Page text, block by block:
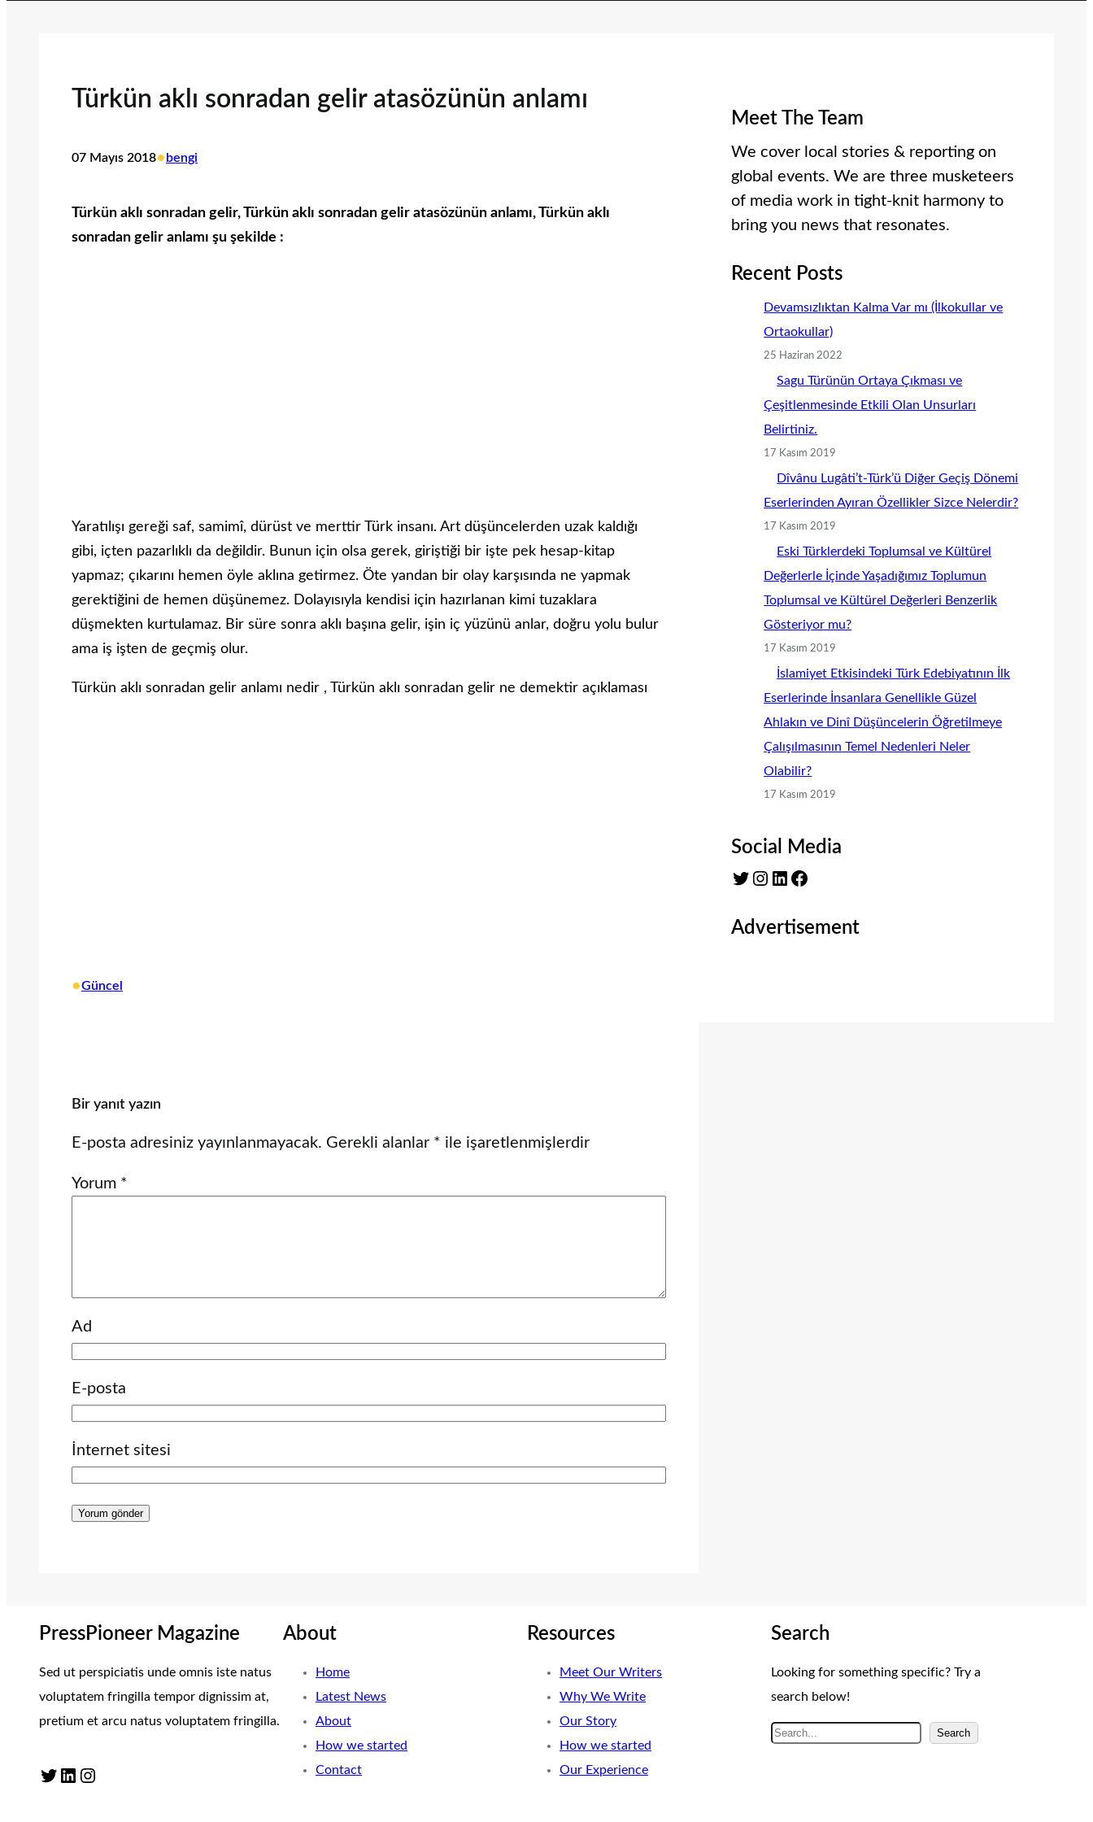
Türkün aklı sonradan gelir atasözünün anlamı
07 Mayıs 2018• bengi
Türkün aklı sonradan gelir, Türkün aklı sonradan gelir atasözünün anlamı, Türkün aklı
sonradan gelir anlamı şu şekilde :
Yaratılışı gereği saf, samimî, dürüst ve merttir Türk insanı. Art düşüncelerden uzak kaldığı
gibi, içten pazarlıklı da değildir. Bunun için olsa gerek, giriştiği bir işte pek hesap-kitap
yapmaz; çıkarını hemen öyle aklına getirmez. Öte yandan bir olay karşısında ne yapmak
gerektiğini de hemen düşünemez. Dolayısıyla kendisi için hazırlanan kimi tuzaklara
düşmekten kurtulamaz. Bir süre sonra aklı başına gelir, işin iç yüzünü anlar, doğru yolu bulur
ama iş işten de geçmiş olur.
Türkün aklı sonradan gelir anlamı nedir , Türkün aklı sonradan gelir ne demektir açıklaması
•Güncel
Bir yanıt yazın
E-posta adresiniz yayınlanmayacak. Gerekli alanlar * ile işaretlenmişlerdir
Yorum *
Ad
E-posta
İnternet sitesi
Meet The Team
We cover local stories & reporting on
global events. We are three musketeers
of media work in tight-knit harmony to
bring you news that resonates.
Recent Posts
Devamsızlıktan Kalma Var mı (İlkokullar ve
Ortaokullar)
25 Haziran 2022
Sagu Türünün Ortaya Çıkması ve
Çeşitlenmesinde Etkili Olan Unsurları
Belirtiniz.
17 Kasım 2019
Dîvânu Lugâti’t-Türk’ü Diğer Geçiş Dönemi
Eserlerinden Ayıran Özellikler Sizce Nelerdir?
17 Kasım 2019
Eski Türklerdeki Toplumsal ve Kültürel
Değerlerle İçinde Yaşadığımız Toplumun
Toplumsal ve Kültürel Değerleri Benzerlik
Gösteriyor mu?
17 Kasım 2019
İslamiyet Etkisindeki Türk Edebiyatının İlk
Eserlerinde İnsanlara Genellikle Güzel
Ahlakın ve Dinî Düşüncelerin Öğretilmeye
Çalışılmasının Temel Nedenleri Neler
Olabilir?
17 Kasım 2019
Social Media
Twitter
Instagram LinkedIn Facebook
Advertisement
PressPioneer Magazine
Sed ut perspiciatis unde omnis iste natus
voluptatem fringilla tempor dignissim at,
pretium et arcu natus voluptatem fringilla.
Twitter LinkedIn Instagram
About
Home
Latest News
About
How we started
Contact
Resources
Meet Our Writers
Why We Write
Our Story
How we started
Our Experience
Search
Looking for something specific? Try a
search below!
A
Search